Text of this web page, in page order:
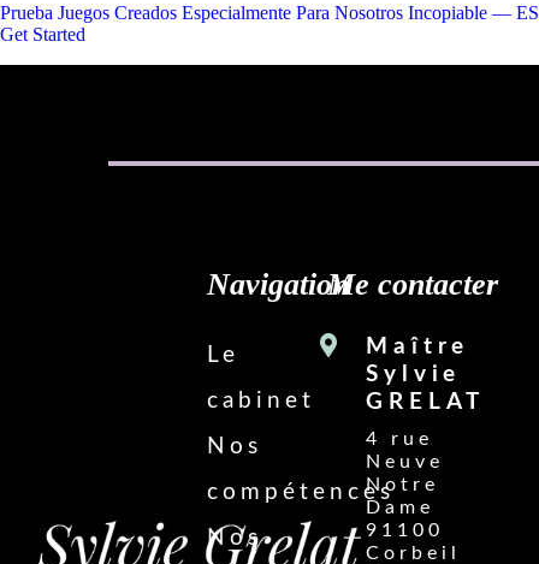
Prueba Juegos Creados Especialmente Para Nosotros Incopiable — ES
Get Started
Navigation
Le
cabinet
Nos
compétences
Nos
Me contacter
Maître
Sylvie
GRELAT
4 rue
Neuve
Notre
Dame
91100
Corbeil